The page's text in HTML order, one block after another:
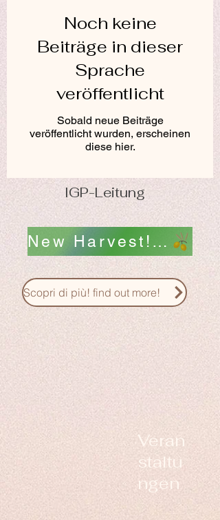
Noch keine
Beiträge in dieser
Sprache
veröffentlicht
Sobald neue Beiträge
veröffentlicht wurden, erscheinen
diese hier.
IGP-Leitung
New Harvest! Nuovo Raccolto! scopri i nostri Oli !
Scopri di più! find out more!
Veran
staltu
ngen